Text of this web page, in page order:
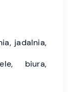
jadalnia,
biura,